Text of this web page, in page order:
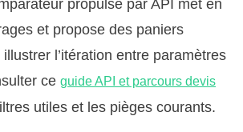
propulsé par API met en
et propose des paniers
l’itération entre paramètres
ce guide API et parcours devis
utiles et les pièges courants.